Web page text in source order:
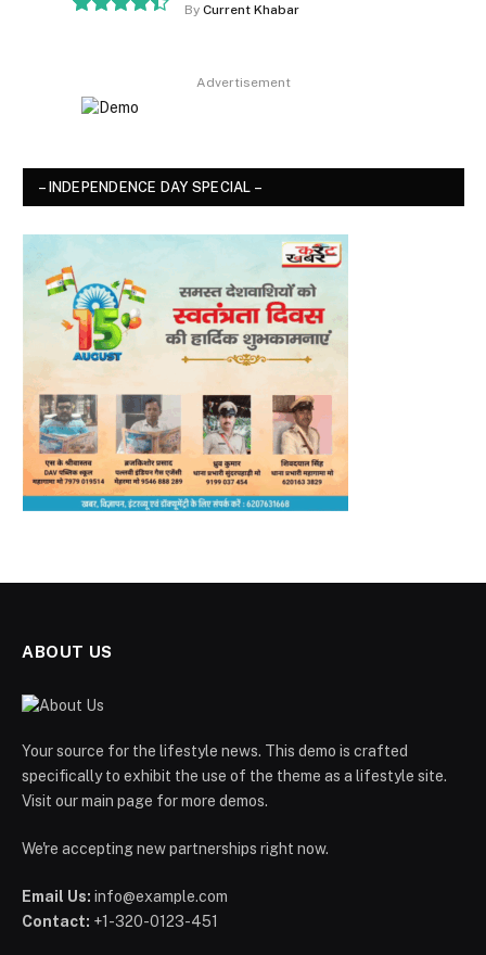
By Current Khabar
Advertisement
– INDEPENDENCE DAY SPECIAL –
ABOUT US
Your source for the lifestyle news. This demo is crafted
specifically to exhibit the use of the theme as a lifestyle site.
Visit our main page for more demos.
We're accepting new partnerships right now.
Email Us: info@example.com
Contact: +1-320-0123-451